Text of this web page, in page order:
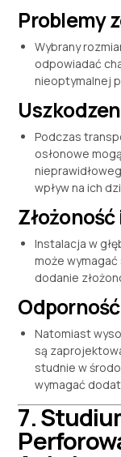
Problemy
Wybrany
odpowiadać
nieoptymalnej
Podczas
osłonowe
wpływ na ich
Instalacja w
może
dodanie
Natomiast
są
studnie w
wymagać
7.